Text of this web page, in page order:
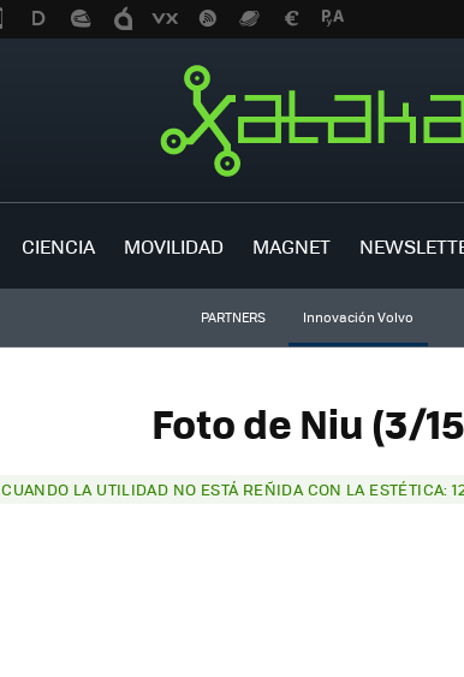
CIENCIA MOVILIDAD MAGNET
PARTNERS Innovación Volvo
Foto de Niu (3/
CUANDO LA UTILIDAD NO ESTÁ REÑIDA CON LA ESTÉTICA: